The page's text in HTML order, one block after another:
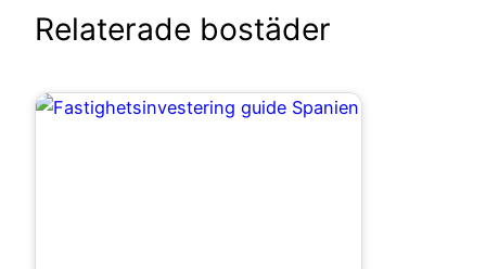
Relaterade bostäder